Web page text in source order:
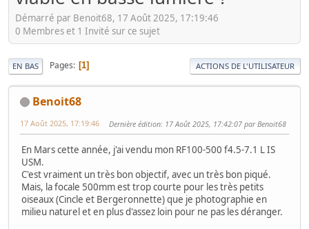
Démarré par Benoit68, 17 Août 2025, 17:19:46
0 Membres et 1 Invité sur ce sujet
EN BAS Pages 1 ACTIONS DE L'UTILISATEUR
Benoit68
17 Août 2025, 17:19:46 Dernière édition: 17 Août 2025, 17:42:07 par Benoit68
En Mars cette année, j'ai vendu mon RF100-500 f4.5-7.1 L IS
USM.
C'est vraiment un très bon objectif, avec un très bon piqué.
Mais, la focale 500mm est trop courte pour les très petits
oiseaux (Cincle et Bergeronnette) que je photographie en
milieu naturel et en plus d'assez loin pour ne pas les déranger.